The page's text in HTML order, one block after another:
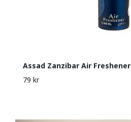
Assad Zanzibar Air Freshener
79 kr